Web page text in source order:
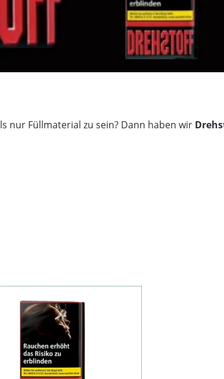
nur Füllmaterial zu sein? Dann haben wir